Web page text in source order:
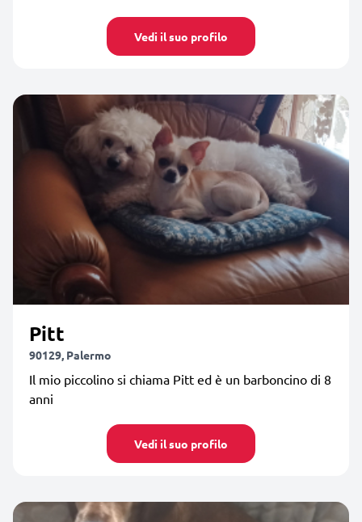
Vedi il suo profilo
Pitt
90129, Palermo
Il mio piccolino si chiama Pitt ed è un barboncino di 8
anni
Vedi il suo profilo